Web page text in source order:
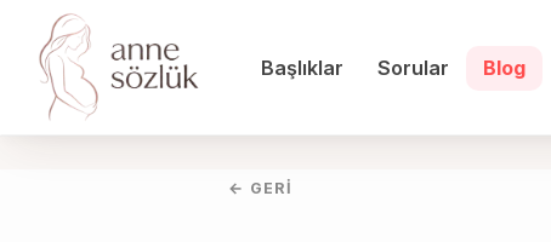
Başlıklar Sorular Blog
← GERI